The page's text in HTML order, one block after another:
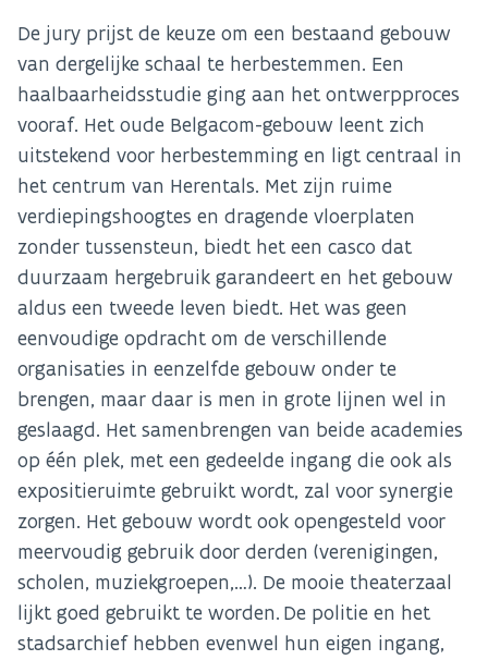
De jury prijst de keuze om een bestaand gebouw
van dergelijke schaal te herbestemmen. Een
haalbaarheidsstudie ging aan het ontwerpproces
vooraf. Het oude Belgacom-gebouw leent zich
uitstekend voor herbestemming en ligt centraal in
het centrum van Herentals. Met zijn ruime
verdiepingshoogtes en dragende vloerplaten
zonder tussensteun, biedt het een casco dat
duurzaam hergebruik garandeert en het gebouw
aldus een tweede leven biedt. Het was geen
eenvoudige opdracht om de verschillende
organisaties in eenzelfde gebouw onder te
brengen, maar daar is men in grote lijnen wel in
geslaagd. Het samenbrengen van beide academies
op één plek, met een gedeelde ingang die ook als
expositieruimte gebruikt wordt, zal voor synergie
zorgen. Het gebouw wordt ook opengesteld voor
meervoudig gebruik door derden (verenigingen,
scholen, muziekgroepen,…). De mooie theaterzaal
lijkt goed gebruikt te worden. De politie en het
stadsarchief hebben evenwel hun eigen ingang,